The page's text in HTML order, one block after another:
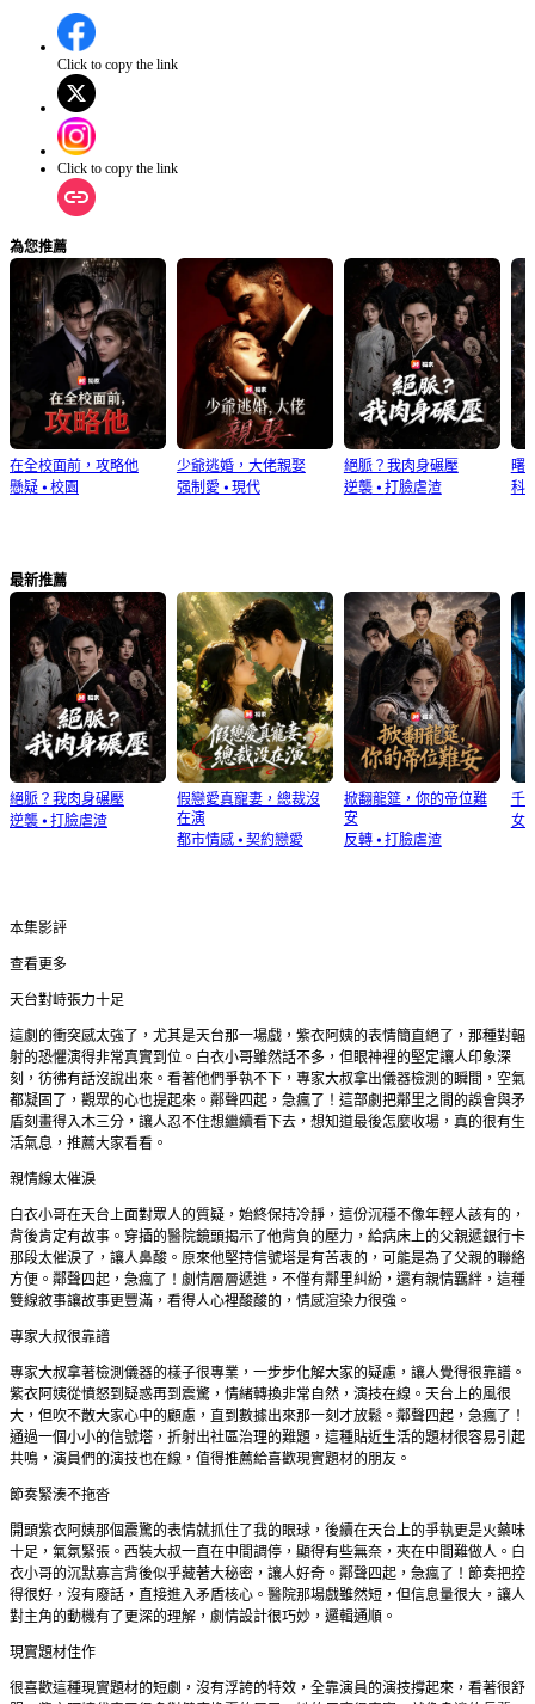
進不來，快遞出不去，網課上不了。王芳芳的父親心梗發作——120 打不通。送到
醫院時，已經半身不遂。王芳芳反咬一口：「是李辰故意切斷的！」他沒解釋。默
默打包行李，搬走了。留下那些曾經抵制他的鄰居——為了一格訊號，吵翻了整棟
樓。 鄰聲四起，急瘋了。而那個唯一能修訊號的人，早就不在了。
Click to copy the link
Click to copy the link
為您推薦
在全校面前，攻略他
懸疑 ⦁ 校園
少爺逃婚，大佬親娶
强制愛 ⦁ 現代
絕脈？我肉身碾壓
逆襲⦁ 打臉虐渣
曙
科
最新推薦
絕脈？我肉身碾壓
逆襲 ⦁ 打臉虐渣
假戀愛真寵妻，總裁沒
在演
都市情感⦁ 契約戀愛
掀翻龍筵，你的帝位難
安
反轉⦁ 打臉虐渣
千
女
本集影評
查看更多
天台對峙張力十足
這劇的衝突感太強了，尤其是天台那一場戲，紫衣阿姨的表情簡直絕了，那種對輻
射的恐懼演得非常真實到位。白衣小哥雖然話不多，但眼神裡的堅定讓人印象深
刻，彷彿有話沒說出來。看著他們爭執不下，專家大叔拿出儀器檢測的瞬間，空氣
都凝固了，觀眾的心也提起來。鄰聲四起，急瘋了！這部劇把鄰里之間的誤會與矛
盾刻畫得入木三分，讓人忍不住想繼續看下去，想知道最後怎麼收場，真的很有生
活氣息，推薦大家看看。
親情線太催淚
白衣小哥在天台上面對眾人的質疑，始終保持冷靜，這份沉穩不像年輕人該有的，
背後肯定有故事。穿插的醫院鏡頭揭示了他背負的壓力，給病床上的父親遞銀行卡
那段太催淚了，讓人鼻酸。原來他堅持信號塔是有苦衷的，可能是為了父親的聯絡
方便。鄰聲四起，急瘋了！劇情層層遞進，不僅有鄰里糾紛，還有親情羈絆，這種
雙線敘事讓故事更豐滿，看得人心裡酸酸的，情感渲染力很強。
專家大叔很靠譜
專家大叔拿著檢測儀器的樣子很專業，一步步化解大家的疑慮，讓人覺得很靠譜。
紫衣阿姨從憤怒到疑惑再到震驚，情緒轉換非常自然，演技在線。天台上的風很
大，但吹不散大家心中的顧慮，直到數據出來那一刻才放鬆。鄰聲四起，急瘋了！
通過一個小小的信號塔，折射出社區治理的難題，這種貼近生活的題材很容易引起
共鳴，演員們的演技也在線，值得推薦給喜歡現實題材的朋友。
節奏緊湊不拖沓
開頭紫衣阿姨那個震驚的表情就抓住了我的眼球，後續在天台上的爭執更是火藥味
十足，氣氛緊張。西裝大叔一直在中間調停，顯得有些無奈，夾在中間難做人。白
衣小哥的沉默寡言背後似乎藏著大秘密，讓人好奇。鄰聲四起，急瘋了！節奏把控
得很好，沒有廢話，直接進入矛盾核心。醫院那場戲雖然短，但信息量很大，讓人
對主角的動機有了更深的理解，劇情設計很巧妙，邏輯通順。
現實題材佳作
很喜歡這種現實題材的短劇，沒有浮誇的特效，全靠演員的演技撐起來，看著很舒